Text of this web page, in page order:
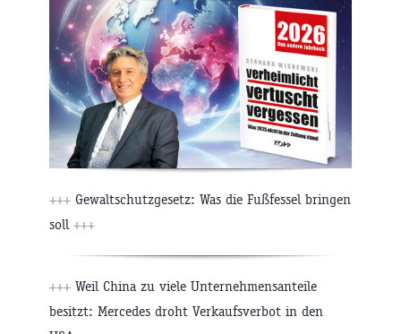
+++ Gewaltschutzgesetz: Was die Fußfessel bringen
soll +++
+++ Weil China zu viele Unternehmensanteile
besitzt: Mercedes droht Verkaufsverbot in den